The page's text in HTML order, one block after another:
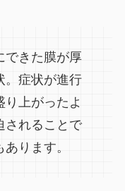
できた膜が厚
。症状が進行
上がったよ
されることで
ります。